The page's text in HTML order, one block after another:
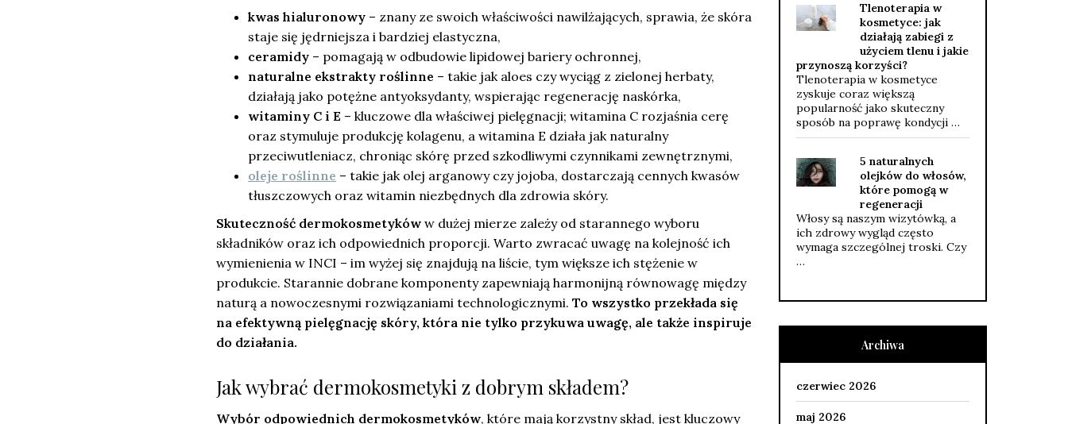
kwas hialuronowy – znany ze swoich właściwości nawilżających, sprawia, że skóra
staje się jędrniejsza i bardziej elastyczna,
ceramidy – pomagają w odbudowie lipidowej bariery ochronnej,
naturalne ekstrakty roślinne – takie jak aloes czy wyciąg z zielonej herbaty,
działają jako potężne antyoksydanty, wspierając regenerację naskórka,
witaminy C i E – kluczowe dla właściwej pielęgnacji; witamina C rozjaśnia cerę
oraz stymuluje produkcję kolagenu, a witamina E działa jak naturalny
przeciwutleniacz, chroniąc skórę przed szkodliwymi czynnikami zewnętrznymi,
oleje roślinne – takie jak olej arganowy czy jojoba, dostarczają cennych kwasów
tłuszczowych oraz witamin niezbędnych dla zdrowia skóry.
Skuteczność dermokosmetyków w dużej mierze zależy od starannego wyboru
składników oraz ich odpowiednich proporcji. Warto zwracać uwagę na kolejność ich
wymienienia w INCI – im wyżej się znajdują na liście, tym większe ich stężenie w
produkcie. Starannie dobrane komponenty zapewniają harmonijną równowagę między
naturą a nowoczesnymi rozwiązaniami technologicznymi. To wszystko przekłada się
na efektywną pielęgnację skóry, która nie tylko przykuwa uwagę, ale także inspiruje
do działania.
Jak wybrać dermokosmetyki z dobrym składem?
Wybór odpowiednich dermokosmetyków, które mają korzystny skład, jest kluczowy
Tlenoterapia w
kosmetyce: jak
działają zabiegi z
użyciem tlenu i jakie
przynoszą korzyści?
Tlenoterapia w kosmetyce
zyskuje coraz większą
popularność jako skuteczny
sposób na poprawę kondycji …
5 naturalnych
olejków do włosów,
które pomogą w
regeneracji
Włosy są naszym wizytówką, a
ich zdrowy wygląd często
wymaga szczególnej troski. Czy
…
Archiwa
czerwiec 2026
maj 2026